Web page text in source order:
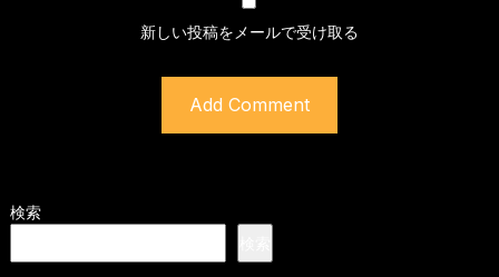
新しい投稿をメールで受け取る
検索